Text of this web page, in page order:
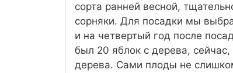
сорта ранней весной,
сорняки. Для посадки мы
и на четвертый год после
был 20 яблок с дерева,
дерева. Сами плоды не